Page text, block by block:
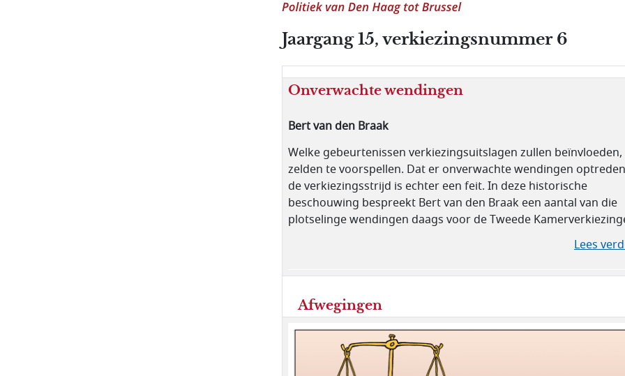
Jaargang 15, verkiezingsnummer 6
Onverwachte wendingen
Bert van den Braak
Welke gebeurtenissen verkiezingsuitslagen zullen beïnvloeden,
zelden te voorspellen. Dat er onverwachte wendingen
de verkiezingsstrijd is echter een feit. In deze historische
beschouwing bespreekt Bert van den Braak een aantal van die
plotselinge wendingen daags voor de Tweede
Lees
Afwegingen